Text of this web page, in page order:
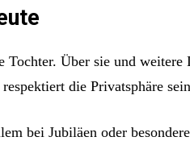
Tochter. Über sie und
die Privatsphäre
bei Jubiläen oder